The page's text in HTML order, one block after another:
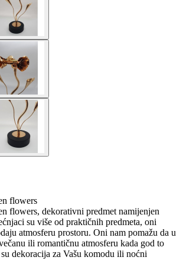
flowers
flowers, dekorativni predmet namijenjen
su više od praktičnih predmeta, oni
atmosferu prostoru. Oni nam pomažu da u
ili romantičnu atmosferu kada god to
dekoracija za Vašu komodu ili noćni